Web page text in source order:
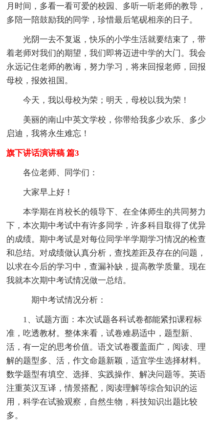
月时间，多看一看可爱的校园、多听一听老师的教导，
多陪一陪鼓励我的同学，珍惜最后笔砚相亲的日子。
光阴一去不复返，快乐的小学生活就要结束了，带
着老师对我们的期望，我们即将迈进中学的大门。我会
永远记住老师的教诲，努力学习，将来回报老师，回报
母校，报效祖国。
今天，我以母校为荣；明天，母校以我为荣！
美丽的南山中英文学校，你带给我多少欢乐、多少
启迪，我将永生难忘！
旗下讲话演讲稿 篇3
各位老师、同学们：
大家早上好！
本学期在肖校长的领导下、在全体师生的共同努力
下，本次期中考试中有许多同学，许多科目取得了优异
的成绩。期中考试是对每位同学半学期学习情况的检查
和总结。对成绩做认真分析，查找差距及存在的问题，
以求在今后的学习中，查漏补缺，提高教学质量。现在
我就本次期中考试情况做一总结。
期中考试情况分析：
1、试题方面：本次试题各科试卷都能紧扣课程标
准，吃透教材。整体来看，试卷难易适中，题型新、
活，有一定的思考价值。语文试卷覆盖面广，阅读、理
解的题型多、活，作文命题新颖，适宜学生选择材料。
数学题型有填空、选择、实践操作、解决问题等。英语
注重英汉互译，情景搭配，阅读理解等综合知识的运
用，科学在试验观察，自然生物，科技知识出题比较
多。